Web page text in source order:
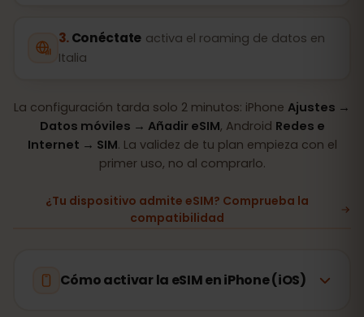
Conéctate activa el roaming de datos en
Italia
La configuración tarda solo 2 minutos: iPhone Ajustes →
Datos móviles → Añadir eSIM, Android Redes e
Internet → SIM. La validez de tu plan empieza con el
primer uso, no al comprarlo.
¿Tu dispositivo admite eSIM? Comprueba la
compatibilidad
Cómo activar la eSIM en iPhone (iOS)